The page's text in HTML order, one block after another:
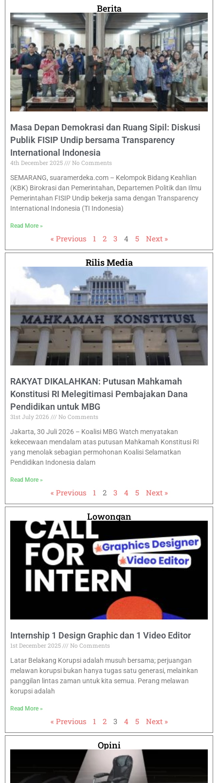
Berita
Masa Depan Demokrasi dan Ruang Sipil: Diskusi
Publik FISIP Undip bersama Transparency
International Indonesia
4th December 2025
No Comments
SEMARANG, suaramerdeka.com – Kelompok Bidang Keahlian
(KBK) Birokrasi dan Pemerintahan, Departemen Politik dan Ilmu
Pemerintahan FISIP Undip bekerja sama dengan Transparency
International Indonesia (TI Indonesia)
Read More »
« Previous 1 2 3 4 5 Next »
Rilis Media
RAKYAT DIKALAHKAN: Putusan Mahkamah
Konstitusi RI Melegitimasi Pembajakan Dana
Pendidikan untuk MBG
31st July 2026
No Comments
Jakarta, 30 Juli 2026 – Koalisi MBG Watch menyatakan
kekecewaan mendalam atas putusan Mahkamah Konstitusi RI
yang menolak sebagian permohonan Koalisi Selamatkan
Pendidikan Indonesia dalam
Read More »
« Previous 1 2 3 4 5 Next »
Lowongan
Internship 1 Design Graphic dan 1 Video Editor
1st December 2025
No Comments
Latar Belakang Korupsi adalah musuh bersama; perjuangan
melawan korupsi bukan hanya tugas satu generasi, melainkan
panggilan lintas zaman untuk kita semua. Perang melawan
korupsi adalah
Read More »
« Previous 1 2 3 4 5 Next »
Opini